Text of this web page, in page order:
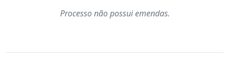
Processo não possui emendas.